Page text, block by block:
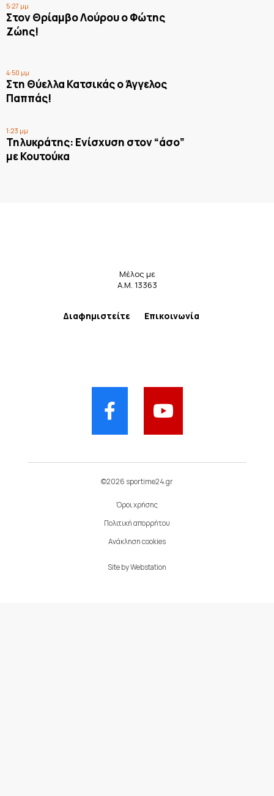
5:27 μμ
Στον Θρίαμβο Λούρου ο Φώτης
Ζώης!
4:50 μμ
Στη Θύελλα Κατσικάς ο Άγγελος
Παππάς!
1:23 μμ
Τηλυκράτης: Ενίσχυση στον “άσο”
με Κουτούκα
Μέλος με
Α.Μ. 13363
Διαφημιστείτε Επικοινωνία
©2026 sportime24.gr
Όροι χρήσης
Πολιτική απορρήτου
Ανάκληση cookies
Site byWebstation